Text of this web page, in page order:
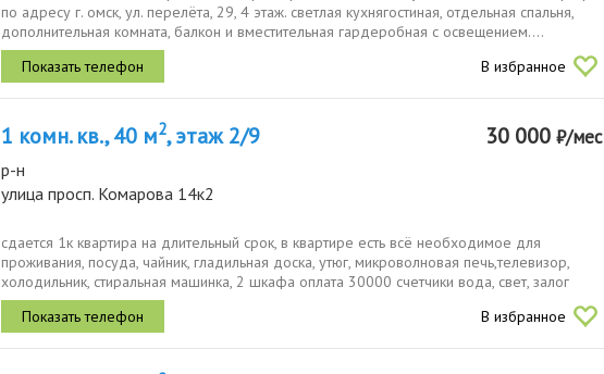
по адресу г. омск, ул. перелёта, 29, 4 этаж. светлая кухнягостиная, отдельная спальня,
дополнительная комната, балкон и вместительная гардеробная с освещением....
В избранное
1 комн. кв., 40 м2, этаж 2/9 30 000 ₽/мес
р-н
улица просп. Комарова 14к2
сдается 1к квартира на длительный срок, в квартире есть всё необходимое для
проживания, посуда, чайник, гладильная доска, утюг, микроволновая печь,телевизор,
холодильник, стиральная машинка, 2 шкафа оплата 30000 счетчики вода, свет, залог
15000...
В избранное